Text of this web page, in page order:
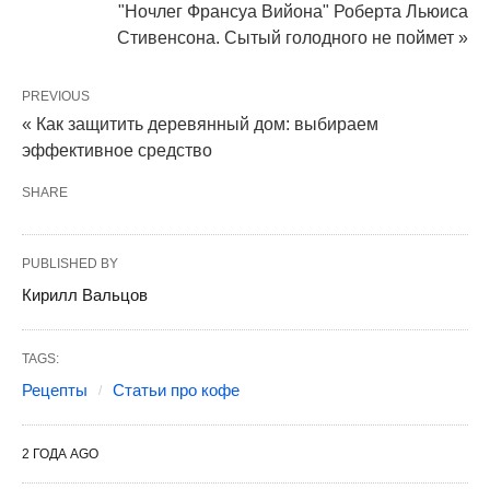
"Ночлег Франсуа Вийона" Роберта Льюиса
Стивенсона. Сытый голодного не поймет »
PREVIOUS
« Как защитить деревянный дом: выбираем
эффективное средство
SHARE
PUBLISHED BY
Кирилл Вальцов
TAGS:
Рецепты Статьи про кофе
2 ГОДА AGO